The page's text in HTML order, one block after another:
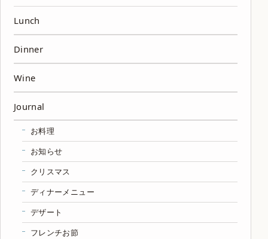
Lunch
Dinner
Wine
Journal
お料理
お知らせ
クリスマス
ディナーメニュー
デザート
フレンチお節